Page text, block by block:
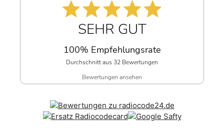
SEHR GUT
100% Empfehlungsrate
Durchschnitt aus 32 Bewertungen
Bewertungen ansehen